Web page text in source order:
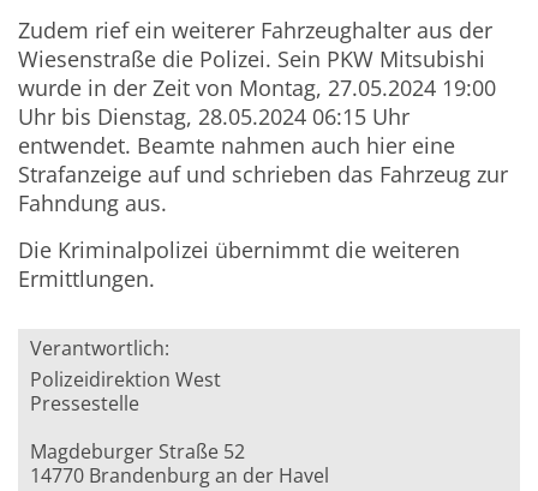
Zudem rief ein weiterer Fahrzeughalter aus der
Wiesenstraße die Polizei. Sein PKW Mitsubishi
wurde in der Zeit von Montag, 27.05.2024 19:00
Uhr bis Dienstag, 28.05.2024 06:15 Uhr
entwendet. Beamte nahmen auch hier eine
Strafanzeige auf und schrieben das Fahrzeug zur
Fahndung aus.
Die Kriminalpolizei übernimmt die weiteren
Ermittlungen.
Verantwortlich:
Polizeidirektion West
Pressestelle
Magdeburger Straße 52
14770 Brandenburg an der Havel